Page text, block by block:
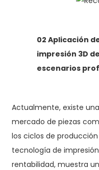
02 Aplicación
impresión 3D
escenarios
Actualmente, existe
mercado de piezas
los ciclos de
tecnología de
rentabilidad, muestra